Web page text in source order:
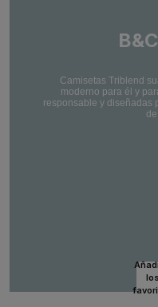
Camisetas Triblend
moderno para él y
responsable y diseñadas
los